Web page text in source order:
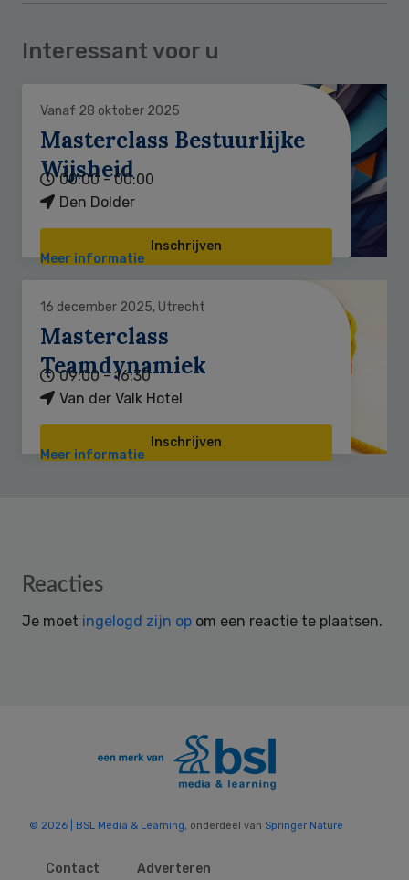
Interessant voor u
Vanaf 28 oktober 2025
Masterclass Bestuurlijke
Wijsheid
00:00 - 00:00
Den Dolder
Inschrijven
Meer informatie
16 december 2025, Utrecht
Masterclass
Teamdynamiek
09:00 - 16:30
Van der Valk Hotel
Inschrijven
Meer informatie
Reader
Reacties
Je moet ingelogd zijn op om een reactie te plaatsen.
© 2026 | BSL Media & Learning, onderdeel van Springer Nature
Contact Adverteren